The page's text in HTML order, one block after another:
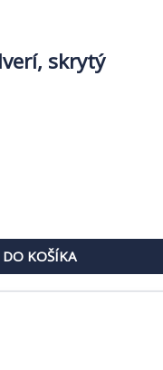
skrytý
KOŠÍKA